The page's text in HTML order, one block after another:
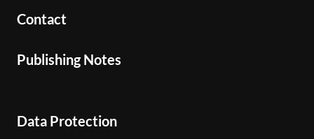
Contact
Publishing Notes
Data Protection